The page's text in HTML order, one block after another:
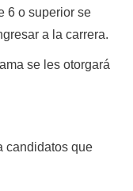
6 o superior se
a la carrera.
se les otorgará
candidatos que